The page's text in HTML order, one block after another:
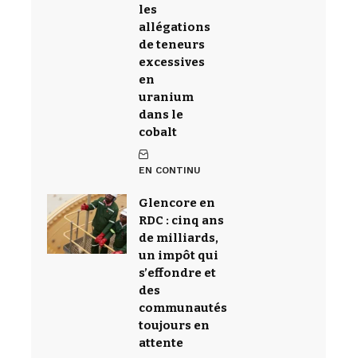
les
allégations
de teneurs
excessives
en
uranium
dans le
cobalt
EN CONTINU
Glencore en
RDC : cinq ans
de milliards,
un impôt qui
s’effondre et
des
communautés
toujours en
attente